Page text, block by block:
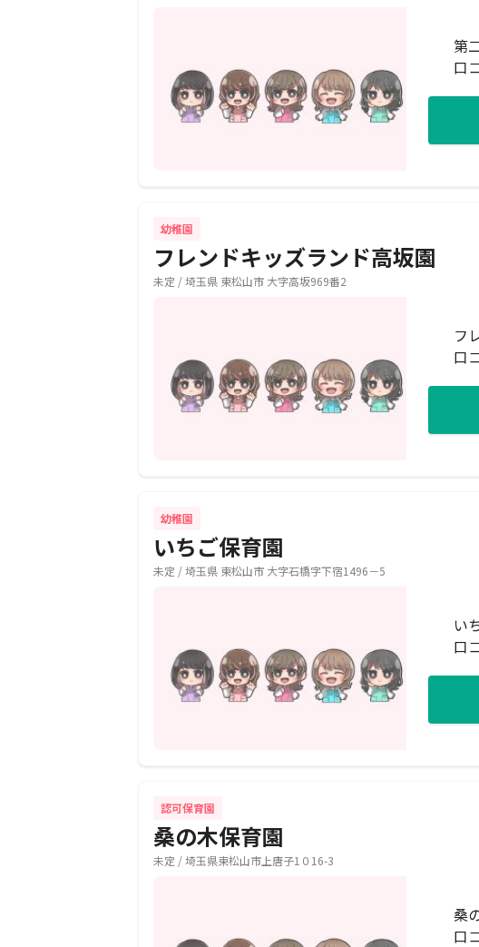
第
口
幼稚園
フレンドキッズランド高坂園
未定 / 埼玉県 東松山市 大字高坂969番2
フ
口
幼稚園
いちご保育園
未定 / 埼玉県 東松山市 大字石橋字下宿1496－5
い
口
認可保育園
桑の木保育園
未定 / 埼玉県東松山市上唐子1０16-3
桑
口